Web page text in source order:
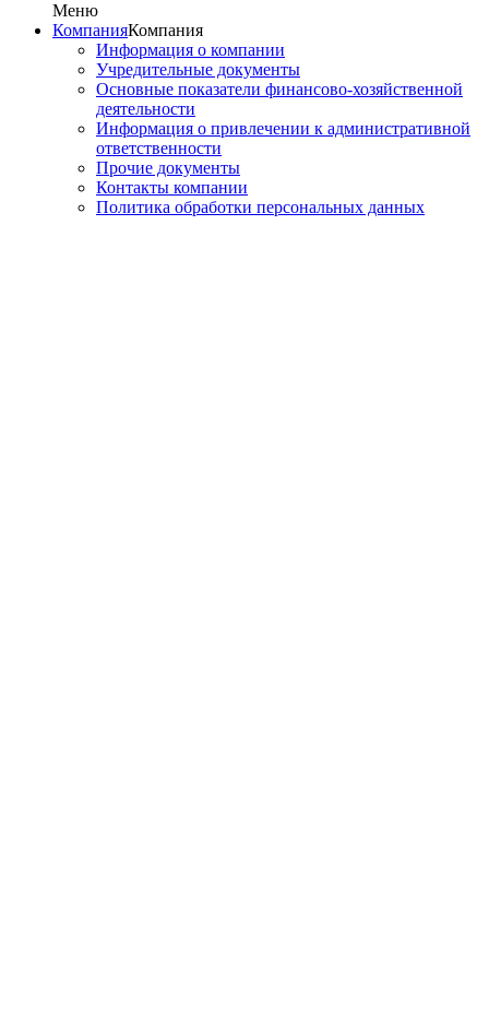
Меню
КомпанияКомпания
Информация о компании
Учредительные документы
Основные показатели финансово-хозяйственной
деятельности
Информация о привлечении к административной
ответственности
Прочие документы
Контакты компании
Политика обработки персональных данных